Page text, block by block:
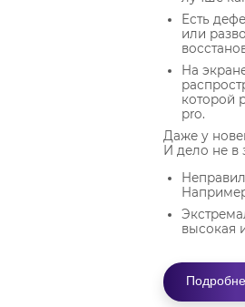
Есть
или
На
которой
pro.
Даже у
И дело не в
высокая
Где
про?